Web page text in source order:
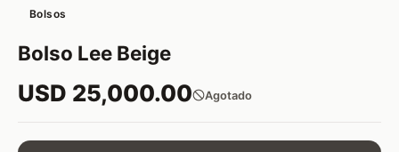
Bolsos
Bolso Lee Beige
USD 25,000.00 Agotado